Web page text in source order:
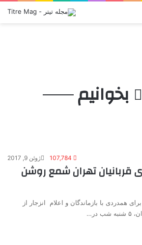
بخوانیم
ژوئن 9, 2017
قربانیان تهران شمع روشن
همدردی با بازماندگان و اعلام انزجار از
در…